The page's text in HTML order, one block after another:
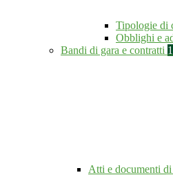
Tipologie di
Obblighi e
Bandi di gara e contratti
Atti e documenti di